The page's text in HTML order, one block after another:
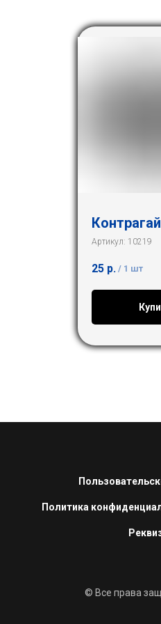
Артикул: 10219
25 р. / 1 шт
Политика
© Все права